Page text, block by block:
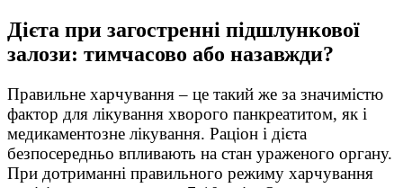
Дієта при загостренні підшлункової
залози: тимчасово або назавжди?
Правильне харчування – це такий же за значимістю
фактор для лікування хворого панкреатитом, як і
медикаментозне лікування. Раціон і дієта
безпосередньо впливають на стан ураженого органу.
При дотриманні правильного режиму харчування